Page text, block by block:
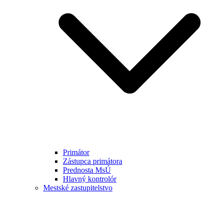
Primátor
Zástupca primátora
Prednosta MsÚ
Hlavný kontrolór
Mestské zastupitelstvo